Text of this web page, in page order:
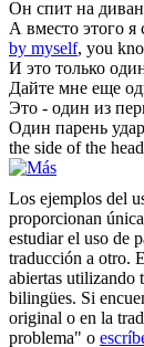
Он спит на
А вместо этого я
by myself, you
И это только
Дайте мне еще
Это - один из
Один парень
the side of the
Los ejemplos del
proporcionan
estudiar el uso de
traducción a otro.
abiertas utilizando
bilingües. Si
original o en la
problema" o